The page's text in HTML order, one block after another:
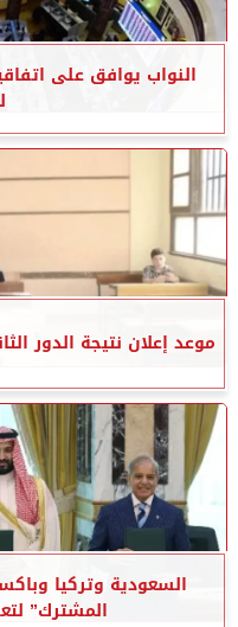
النواب يوافق على
موعد إعلان نتيجة الدور
السعودية وتركيا
المشترك”